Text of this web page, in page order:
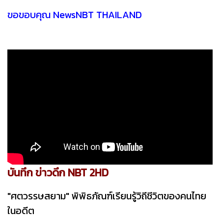
ขอขอบคุณ NewsNBT THAILAND
บันทึก ข่าวดึก NBT 2HD
"ศตวรรษสยาม" พิพิธภัณฑ์เรียนรู้วิถีชีวิตของคนไทย
ในอดีต